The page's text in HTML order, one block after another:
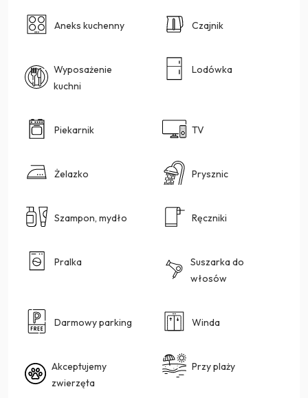
Aneks kuchenny Czajnik
Wyposażenie
kuchni
Lodówka
Piekarnik TV
Żelazko Prysznic
Szampon, mydło Ręczniki
Pralka
Suszarka do
włosów
Darmowy parking Winda
Akceptujemy
zwierzęta
Przy plaży